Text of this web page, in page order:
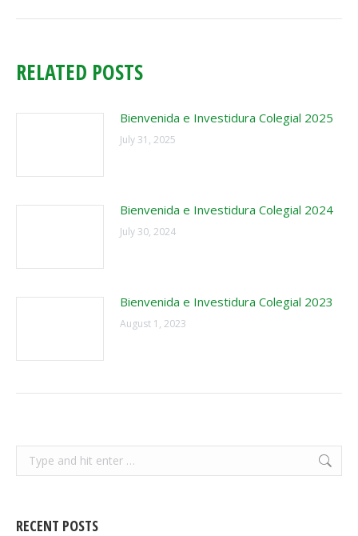
RELATED POSTS
Bienvenida e Investidura Colegial 2025
July 31, 2025
Bienvenida e Investidura Colegial 2024
July 30, 2024
Bienvenida e Investidura Colegial 2023
August 1, 2023
RECENT POSTS